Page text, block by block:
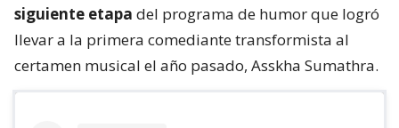
siguiente etapa del programa de humor que logró
llevar a la primera comediante transformista al
certamen musical el año pasado, Asskha Sumathra.